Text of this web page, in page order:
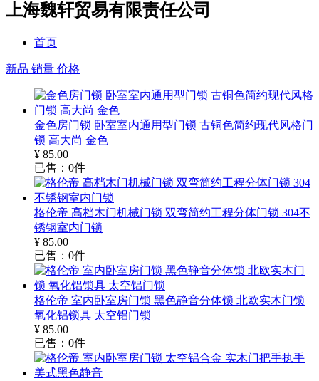
上海魏轩贸易有限责任公司
首页
新品 销量 价格
金色房门锁 卧室室内通用型门锁 古铜色简约现代风格门
锁 高大尚 金色
¥ 85.00
已售： 0件
格伦帝 高档木门机械门锁 双弯简约工程分体门锁 304不
锈钢室内门锁
¥ 85.00
已售： 0件
格伦帝 室内卧室房门锁 黑色静音分体锁 北欧实木门锁
氧化铝锁具 太空铝门锁
¥ 85.00
已售： 0件